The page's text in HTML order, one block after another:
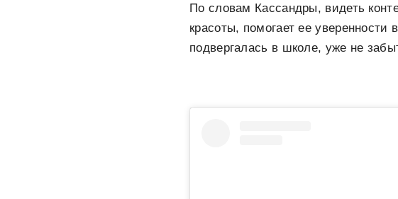
По словам Кассандры, видеть
красоты, помогает ее
подвергалась в школе, уже не